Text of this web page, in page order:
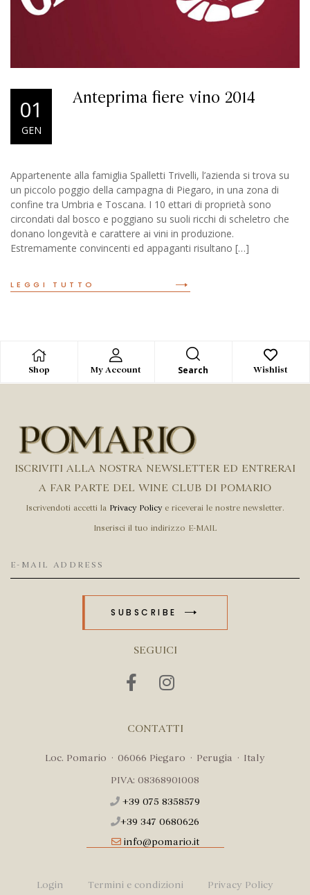
01
GEN
Anteprima fiere vino 2014
Appartenente alla famiglia Spalletti Trivelli, l’azienda si trova su
un piccolo poggio della campagna di Piegaro, in una zona di
confine tra Umbria e Toscana. I 10 ettari di proprietà sono
circondati dal bosco e poggiano su suoli ricchi di scheletro che
donano longevità e carattere ai vini in produzione.
Estremamente convincenti ed appaganti risultano […]
Shop My Account Search Wishlist
ISCRIVITI ALLA NOSTRA NEWSLETTER ED ENTRERAI
A FAR PARTE DEL WINE CLUB DI POMARIO
Iscrivendoti accetti la Privacy Policy e riceverai le nostre newsletter.
Inserisci il tuo indirizzo E-MAIL
SUBSCRIBE
SEGUICI
CONTATTI
Loc. Pomario · 06066 Piegaro · Perugia · Italy
PIVA: 08368901008
+39 075 8358579
+39 347 0680626
info@pomario.it
Login Termini e condizioni Privacy Policy